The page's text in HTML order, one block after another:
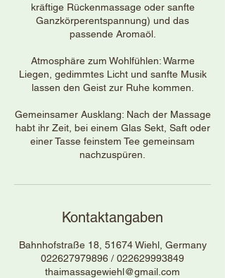
kräftige Rückenmassage oder sanfte
Ganzkörperentspannung) und das
passende Aromaöl.
Atmosphäre zum Wohlfühlen: Warme
Liegen, gedimmtes Licht und sanfte Musik
lassen den Geist zur Ruhe kommen.
Gemeinsamer Ausklang: Nach der Massage
habt ihr Zeit, bei einem Glas Sekt, Saft oder
einer Tasse feinstem Tee gemeinsam
nachzuspüren.
Kontaktangaben
Bahnhofstraße 18, 51674 Wiehl, Germany
022627979896 / 022629993849
thaimassagewiehl@gmail.com